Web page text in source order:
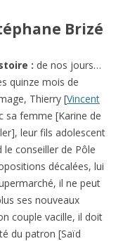
Brizé
: de nos jours…
quinze mois de
Thierry [Vincent
sa femme [Karine de
leur fils adolescent
conseiller de Pôle
décalées, lui
il ne peut
ses nouveaux
couple vacille, il doit
du patron [Saïd